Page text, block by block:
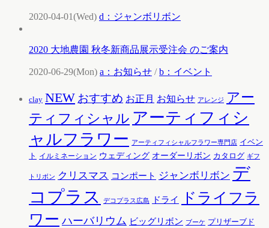
2020-04-01(Wed) d：ジャンボリボン
2020 大地農園 秋冬新商品展示受注会 のご案内
2020-06-29(Mon) a：お知らせ /b：イベント
clay NEW おすすめ お正月 お知らせ アレンジ アー
ティフィシャル アーティフィシ
ャルフラワー
アーティフィシャルフラワー専門店 イベン
ト イルミネーション ウェディング オーダーリボン カタログ ギフ
トリボン クリスマス コンポート ジャンボリボン デ
コプラス
デコプラス広島 ドライ
ドライフラ
ワー ハーバリウム ビッグリボン ブーケ プリザーブド